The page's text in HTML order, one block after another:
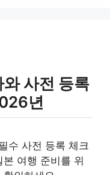
사전 등록
년
수 사전 등록 체크
여행 준비를 위